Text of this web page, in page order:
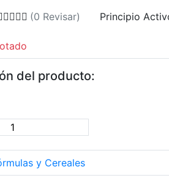
(0 Revisar) Principio
del producto:
y Cereales